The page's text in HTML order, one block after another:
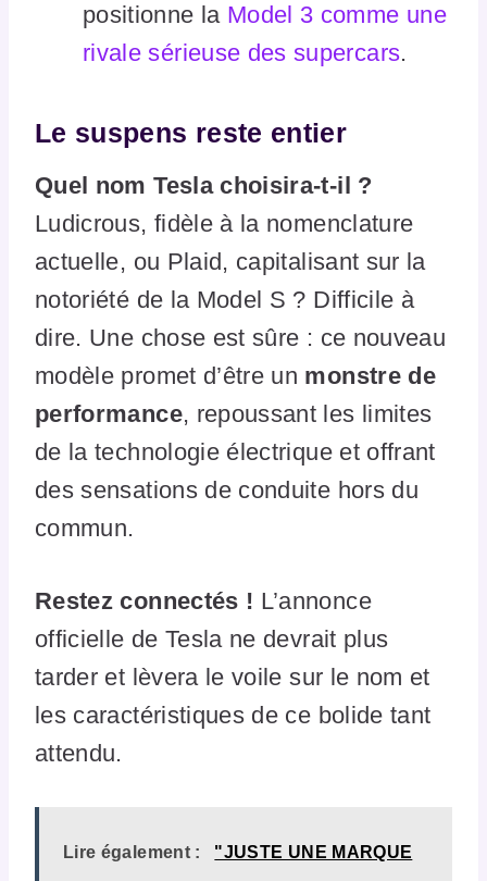
positionne la Model 3 comme une
rivale sérieuse des supercars.
Le suspens reste entier
Quel nom Tesla choisira-t-il ?
Ludicrous, fidèle à la nomenclature
actuelle, ou Plaid, capitalisant sur la
notoriété de la Model S ? Difficile à
dire. Une chose est sûre : ce nouveau
modèle promet d’être un monstre de
performance, repoussant les limites
de la technologie électrique et offrant
des sensations de conduite hors du
commun.
Restez connectés ! L’annonce
officielle de Tesla ne devrait plus
tarder et lèvera le voile sur le nom et
les caractéristiques de ce bolide tant
attendu.
Lire également : "JUSTE UNE MARQUE